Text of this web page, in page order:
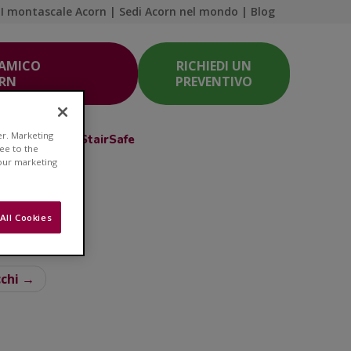
I montascale Acorn | Sedi Acorn nel mondo | Blog
RICHIEDI UN
PREVENTIVO
Acorn Club StairSafe
salute
→
Marketing
to the
marketing
Cookies